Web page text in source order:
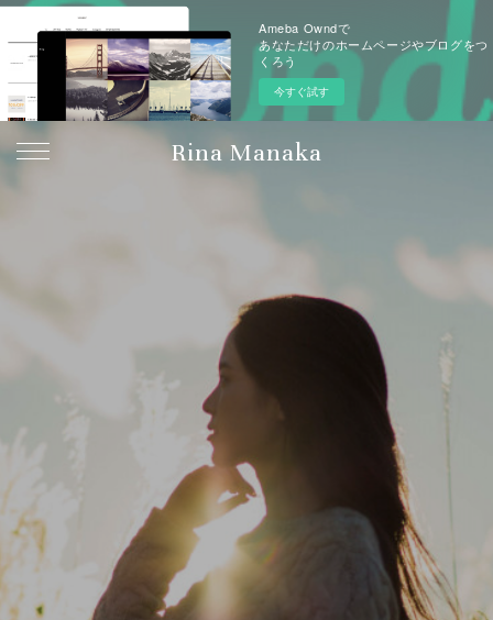
Ameba Owndで
あなただけのホームページやブログをつ
くろう
今すぐ試す
Rina Manaka